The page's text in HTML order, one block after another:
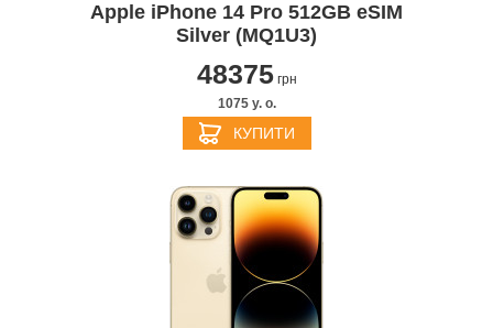
Apple iPhone 14 Pro 512GB eSIM
Silver (MQ1U3)
48375грн
1075 y. о.
КУПИТИ